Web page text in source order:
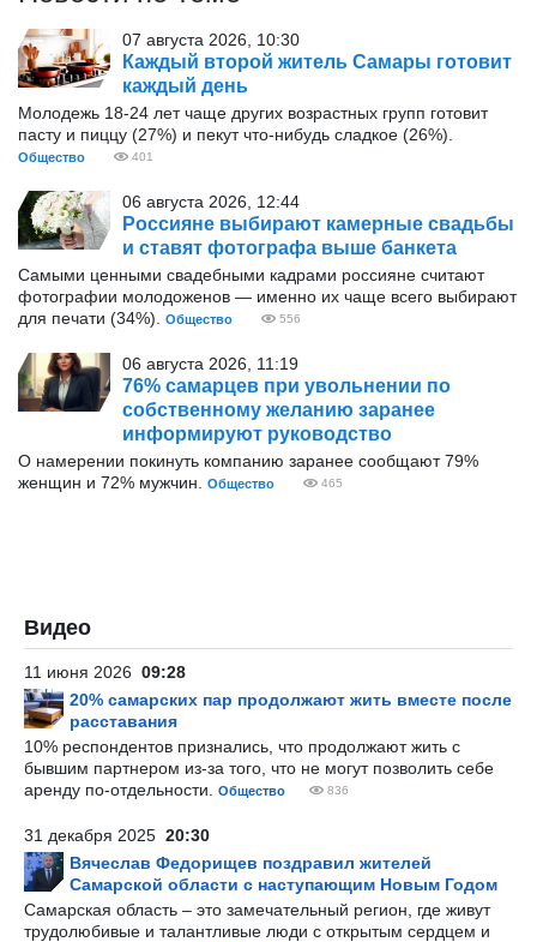
07 августа 2026, 10:30
Каждый второй житель Самары готовит
каждый день
Молодежь 18-24 лет чаще других возрастных групп готовит
пасту и пиццу (27%) и пекут что-нибудь сладкое (26%).
Общество 401
06 августа 2026, 12:44
Россияне выбирают камерные свадьбы
и ставят фотографа выше банкета
Самыми ценными свадебными кадрами россияне считают
фотографии молодоженов — именно их чаще всего выбирают
для печати (34%).
Общество 556
06 августа 2026, 11:19
76% самарцев при увольнении по
собственному желанию заранее
информируют руководство
О намерении покинуть компанию заранее сообщают 79%
женщин и 72% мужчин.
Общество 465
Видео
11 июня 2026 09:28
20% самарских пар продолжают жить вместе после
расставания
10% респондентов признались, что продолжают жить с
бывшим партнером из-за того, что не могут позволить себе
аренду по-отдельности.
Общество 836
31 декабря 2025 20:30
Вячеслав Федорищев поздравил жителей
Самарской области с наступающим Новым Годом
Самарская область – это замечательный регион, где живут
трудолюбивые и талантливые люди с открытым сердцем и